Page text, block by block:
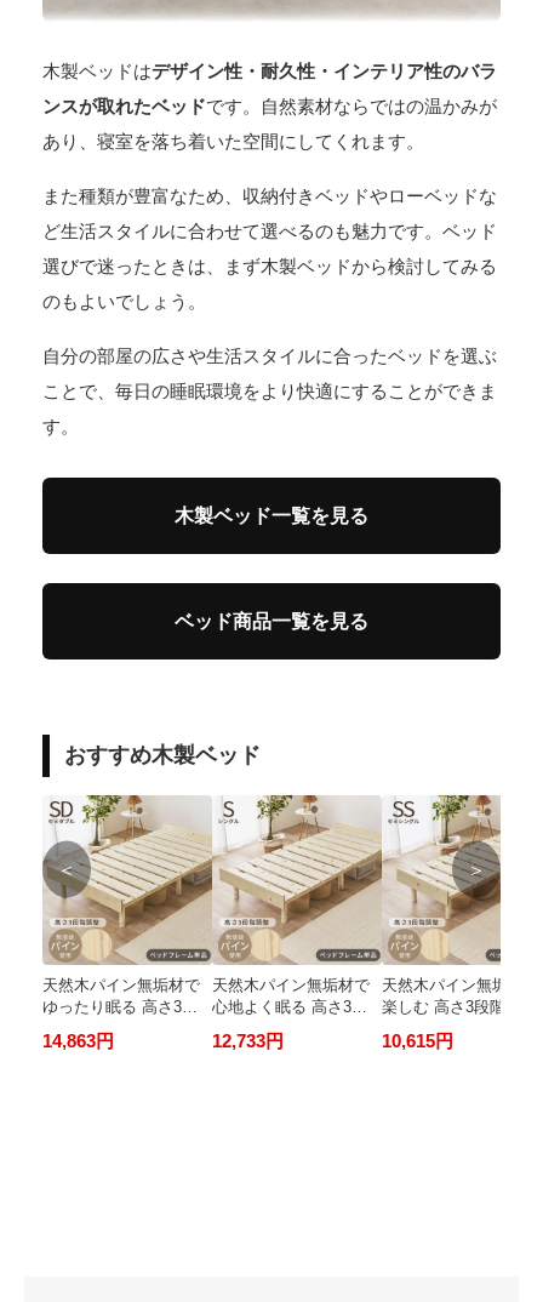
木製ベッドはデザイン性・耐久性・インテリア性のバラ
ンスが取れたベッドです。自然素材ならではの温かみが
あり、寝室を落ち着いた空間にしてくれます。
また種類が豊富なため、収納付きベッドやローベッドな
ど生活スタイルに合わせて選べるのも魅力です。ベッド
選びで迷ったときは、まず木製ベッドから検討してみる
のもよいでしょう。
自分の部屋の広さや生活スタイルに合ったベッドを選ぶ
ことで、毎日の睡眠環境をより快適にすることができま
す。
木製ベッド一覧を見る
ベッド商品一覧を見る
おすすめ木製ベッド
天然木パイン無垢材で
ゆったり眠る 高さ3段
階調節対応 セミダブル
すのこベッド HH
14,863円
天然木パイン無垢材で
心地よく眠る 高さ3段
階調節対応 シングルす
のこベッド HH
12,733円
天然木パイン無垢材を
楽しむ 高さ3段階調節
対応 セミシングルすの
こベッド HH
10,615円
＜ ＞